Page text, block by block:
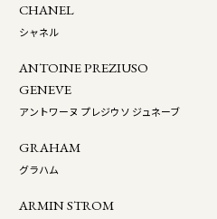
CHANEL
シャネル
ANTOINE PREZIUSO
GENEVE
アントワーヌ プレジウソ ジュネーブ
GRAHAM
グラハム
ARMIN STROM